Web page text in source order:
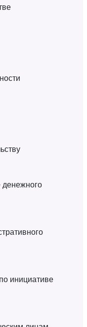
денежного
инициативе